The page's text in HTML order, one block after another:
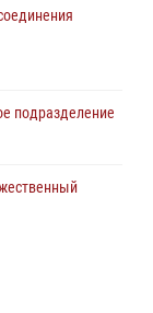
защиты
подразделение